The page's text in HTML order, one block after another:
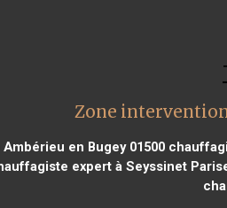
Zone
en Bugey 01500
expert à Seyssinet